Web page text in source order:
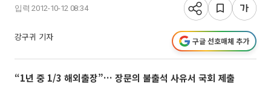
입력 2012-10-12 08:34
강구귀 기자 구글 선호매체 추가
“1년 중 1/3 해외출장”… 장문의 불출석 사유서 국회 제출